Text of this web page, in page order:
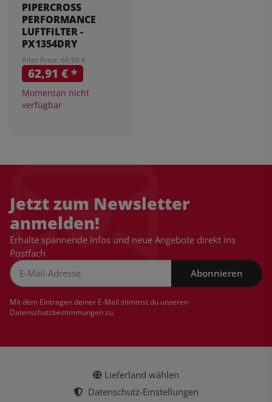
PIPERCROSS
PERFORMANCE
LUFTFILTER -
PX1354DRY
Alter Preis: 69,90 €
62,91 €*
Momentan nicht
verfügbar
Jetzt zum Newsletter
anmelden!
Erhalte spannende Infos und neue Angebote direkt ins
Postfach
Abonnieren
Mit dem Eintragen deiner E-Mail stimmst du unseren
Datenschutzbestimmungenzu.
Lieferland wählen
Datenschutz-Einstellungen